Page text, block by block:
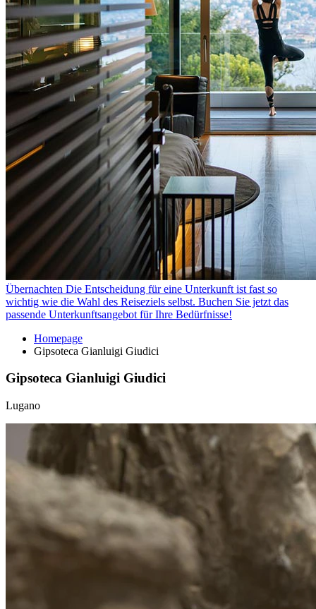
Übernachten Die Entscheidung für eine Unterkunft ist fast so
wichtig wie die Wahl des Reiseziels selbst. Buchen Sie jetzt das
passende Unterkunftsangebot für Ihre Bedürfnisse!
Homepage
Gipsoteca Gianluigi Giudici
Gipsoteca Gianluigi Giudici
Lugano